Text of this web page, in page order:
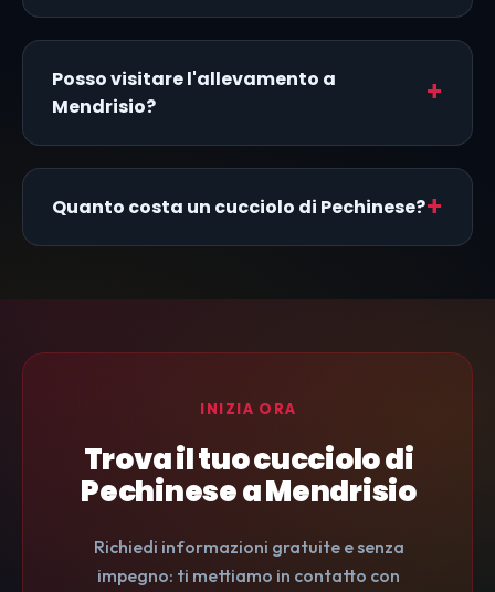
Posso visitare l'allevamento a
Mendrisio?
Quanto costa un cucciolo di Pechinese?
INIZIA ORA
Trova il tuo cucciolo di
Pechinese a Mendrisio
Richiedi informazioni gratuite e senza
impegno: ti mettiamo in contatto con